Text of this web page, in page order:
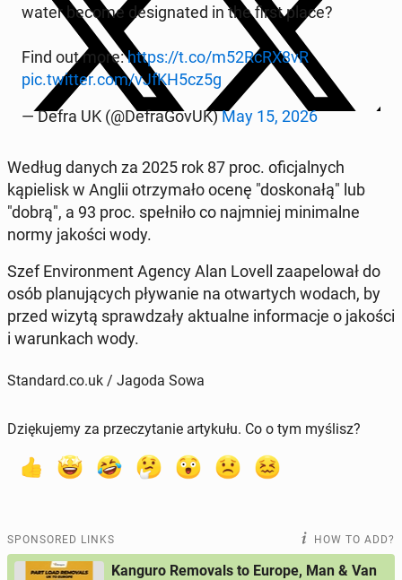
water become des­ig­nat­ed in the first place?
Find out more:https://t.co/m52RcRX8vR
pic.twitter.com/vJfKH5cz5g
— Defra UK (@De­fraGovUK)May 15, 2026
Według danych za 2025 rok 87 proc. ofic­jal­nych
kąpielisk w Anglii otrzy­mało ocenę "doskon­ałą" lub
"dobrą", a 93 proc. spełniło co na­jm­niej min­i­malne
normy jakości wody.
Szef En­vi­ron­ment Agency Alan Lovell za­apelował do
osób planu­ją­cych pły­wanie na ot­wartych wodach, by
przed wizytą sprawdza­ły ak­tu­alne in­for­ma­c­je o jakości
i warunk­ach wody.
Standard.co.uk / Jagoda Sowa
Dziękujemy za przeczytanie artykułu. Co o tym myślisz?
SPONSORED LINKS HOW TO ADD?
Kanguro Removals to Europe, Man & Van